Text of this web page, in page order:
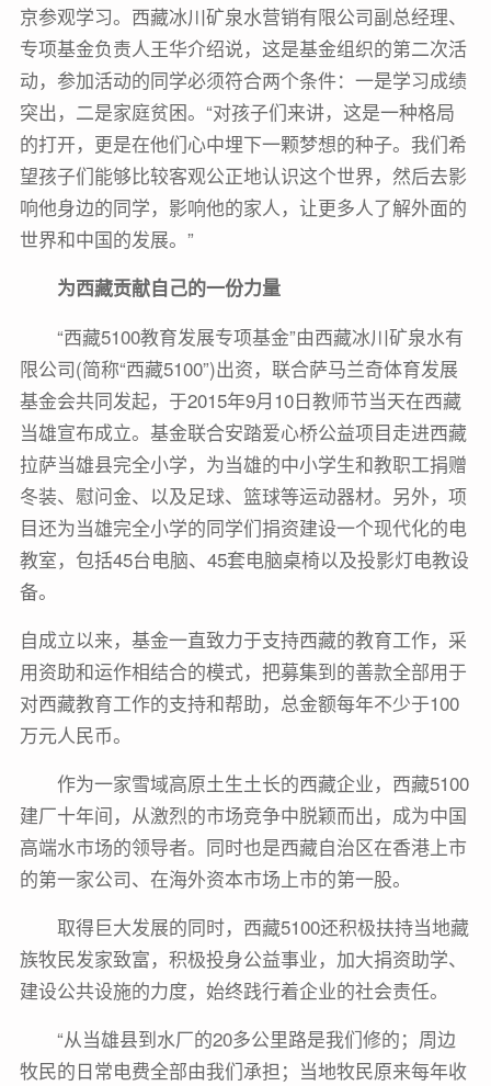
京参观学习。西藏冰川矿泉水营销有限公司副总经理、
专项基金负责人王华介绍说，这是基金组织的第二次活
动，参加活动的同学必须符合两个条件：一是学习成绩
突出，二是家庭贫困。“对孩子们来讲，这是一种格局
的打开，更是在他们心中埋下一颗梦想的种子。我们希
望孩子们能够比较客观公正地认识这个世界，然后去影
响他身边的同学，影响他的家人，让更多人了解外面的
世界和中国的发展。”
为西藏贡献自己的一份力量
“西藏5100教育发展专项基金”由西藏冰川矿泉水有
限公司(简称“西藏5100”)出资，联合萨马兰奇体育发展
基金会共同发起，于2015年9月10日教师节当天在西藏
当雄宣布成立。基金联合安踏爱心桥公益项目走进西藏
拉萨当雄县完全小学，为当雄的中小学生和教职工捐赠
冬装、慰问金、以及足球、篮球等运动器材。另外，项
目还为当雄完全小学的同学们捐资建设一个现代化的电
教室，包括45台电脑、45套电脑桌椅以及投影灯电教设
备。
自成立以来，基金一直致力于支持西藏的教育工作，采
用资助和运作相结合的模式，把募集到的善款全部用于
对西藏教育工作的支持和帮助，总金额每年不少于100
万元人民币。
作为一家雪域高原土生土长的西藏企业，西藏5100
建厂十年间，从激烈的市场竞争中脱颖而出，成为中国
高端水市场的领导者。同时也是西藏自治区在香港上市
的第一家公司、在海外资本市场上市的第一股。
取得巨大发展的同时，西藏5100还积极扶持当地藏
族牧民发家致富，积极投身公益事业，加大捐资助学、
建设公共设施的力度，始终践行着企业的社会责任。
“从当雄县到水厂的20多公里路是我们修的；周边
牧民的日常电费全部由我们承担；当地牧民原来每年收